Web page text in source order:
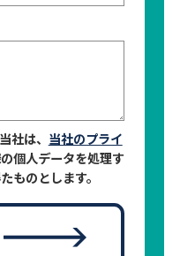
社は、 当社のプライ
個人データを処理す
ものとします。